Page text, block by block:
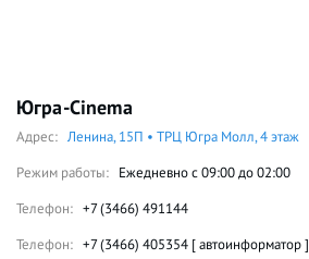
Югра-Cinema
Адрес: Ленина, 15П • ТРЦ Югра Молл, 4 этаж
Режим работы: Ежедневно с 09:00 до 02:00
Телефон: +7 (3466) 491144
Телефон: +7 (3466) 405354 [ автоинформатор ]